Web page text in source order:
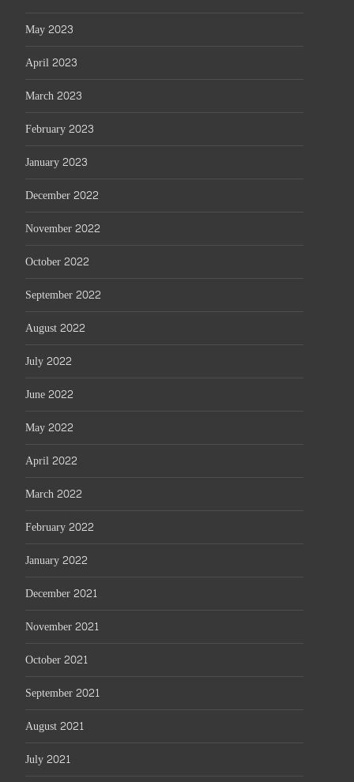
May 2023
April 2023
March 2023
February 2023
January 2023
December 2022
November 2022
October 2022
September 2022
August 2022
July 2022
June 2022
May 2022
April 2022
March 2022
February 2022
January 2022
December 2021
November 2021
October 2021
September 2021
August 2021
July 2021